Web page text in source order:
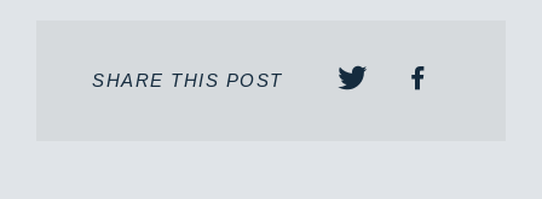
SHARE THIS POST